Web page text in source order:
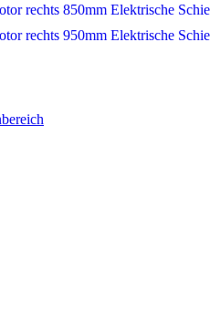
Elektrische
Elektrische